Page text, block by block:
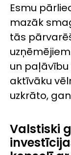
Esmu
mazāk
tās
un
aktīvāku
uzkrāto,
Valstiski